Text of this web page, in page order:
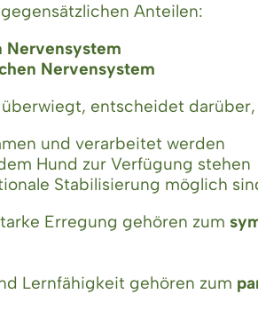
Anteilen:
Nervensystem
Nervensystem
entscheidet darüber,
und verarbeitet werden
Hund zur Verfügung stehen
Stabilisierung möglich
Erregung gehören zum
Lernfähigkeit gehören zum